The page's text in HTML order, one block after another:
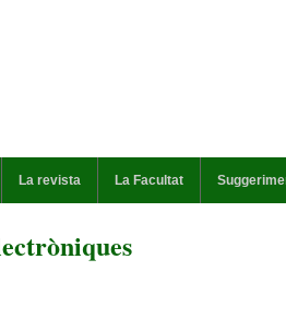
La revista La Facultat